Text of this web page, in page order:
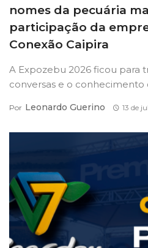
nomes da pecuária
participação da
Conexão Caipira
A Expozebu 2026 ficou para
conversas e o conhecimento
Por Leonardo Guerino 13 de